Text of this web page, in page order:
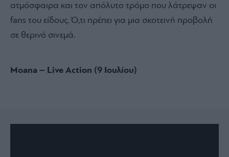
ατμόσφαιρα και τον απόλυτο τρόμο που λάτρεψαν οι
fans του είδους. Ό,τι πρέπει για μια σκοτεινή προβολή
σε θερινό σινεμά.
Moana – Live Action (9 Ιουλίου)